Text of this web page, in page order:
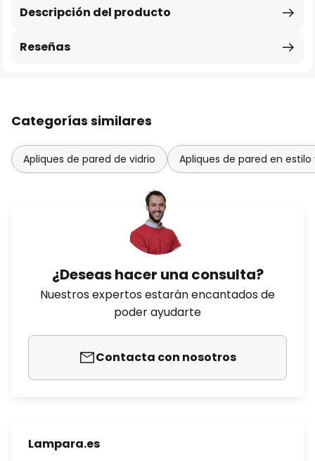
Descripción del producto
Reseñas
Categorías similares
Apliques de pared de vidrio Apliques de pared en
¿Deseas hacer una consulta?
Nuestros expertos estarán encantados de
poder ayudarte
Contacta con nosotros
Lampara.es